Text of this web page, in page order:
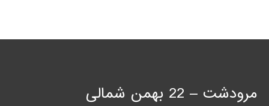
مرودشت – 22 بهمن شمالی